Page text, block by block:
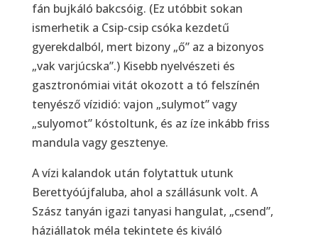
fán bujkáló bakcsóig. (Ez utóbbit sokan
ismerhetik a Csip-csip csóka kezdetű
gyerekdalból, mert bizony „ő” az a bizonyos
„vak varjúcska”.) Kisebb nyelvészeti és
gasztronómiai vitát okozott a tó felszínén
tenyésző vízidió: vajon „sulymot” vagy
„sulyomot” kóstoltunk, és az íze inkább friss
mandula vagy gesztenye.
A vízi kalandok után folytattuk utunk
Berettyóújfaluba, ahol a szállásunk volt. A
Szász tanyán igazi tanyasi hangulat, „csend”,
háziállatok méla tekintete és kiváló